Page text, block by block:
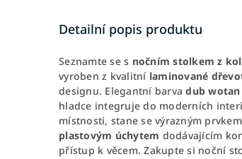
Detailní popis produktu
Seznamte se s nočním stolkem z
vyroben z kvalitní laminované
designu. Elegantní barvadub
hladce integruje do moderních
místnosti, stane se výrazným
plastovým úchytem dodávajícím
přístup k věcem. Zakupte si noční